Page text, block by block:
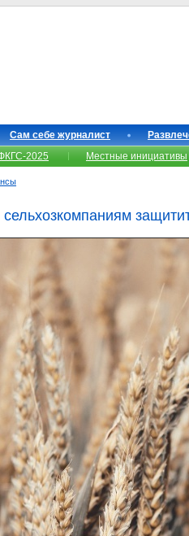
Сам себе журналист
2025 Местные инициативы
сельхозкомпаниям